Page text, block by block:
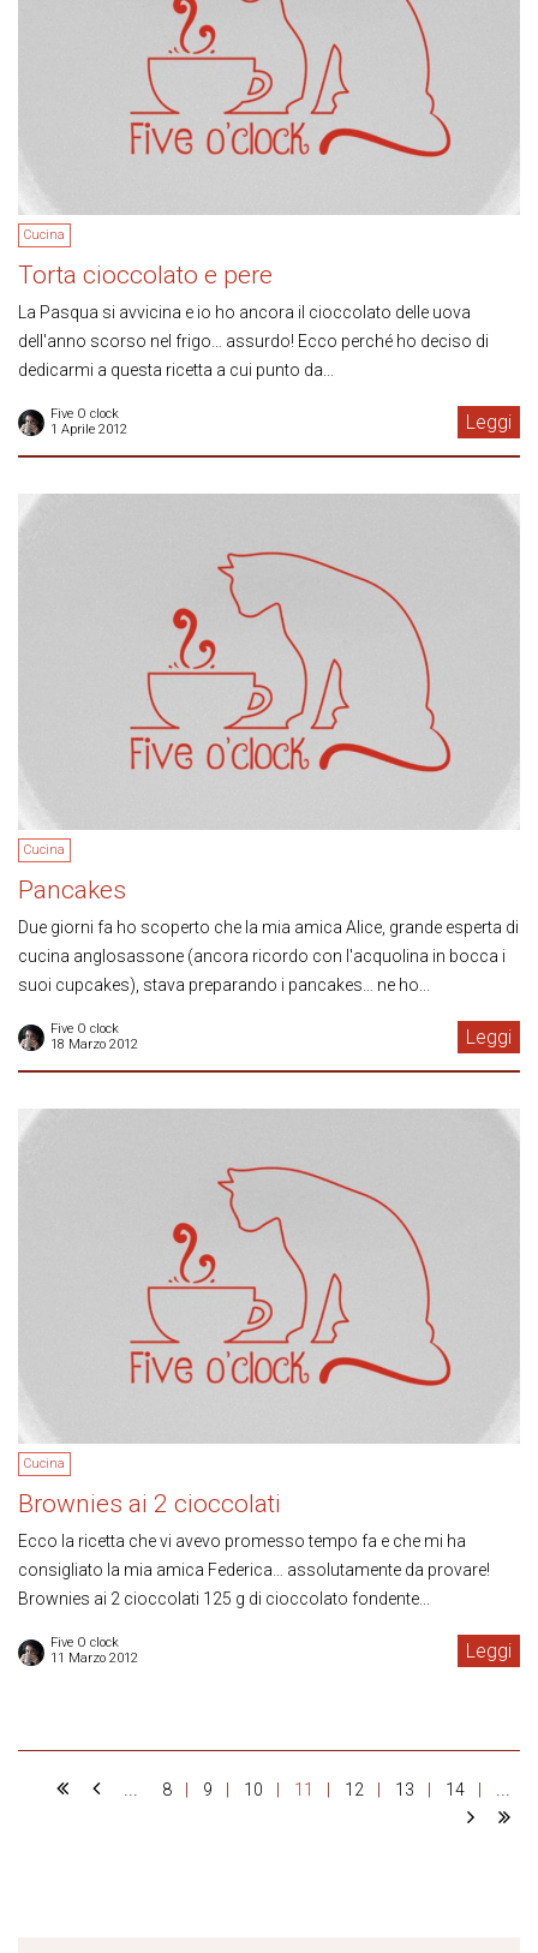
Cucina
Torta cioccolato e pere
La Pasqua si avvicina e io ho ancora il cioccolato delle uova
dell'anno scorso nel frigo… assurdo! Ecco perché ho deciso di
dedicarmi a questa ricetta a cui punto da...
Five O clock
1 Aprile 2012
Leggi
Cucina
Pancakes
Due giorni fa ho scoperto che la mia amica Alice, grande esperta di
cucina anglosassone (ancora ricordo con l'acquolina in bocca i
suoi cupcakes), stava preparando i pancakes… ne ho...
Five O clock
18 Marzo 2012
Leggi
Cucina
Brownies ai 2 cioccolati
Ecco la ricetta che vi avevo promesso tempo fa e che mi ha
consigliato la mia amica Federica… assolutamente da provare!
Brownies ai 2 cioccolati 125 g di cioccolato fondente...
Five O clock
11 Marzo 2012
Leggi
... 8 9 10 11 12 13 14 ...